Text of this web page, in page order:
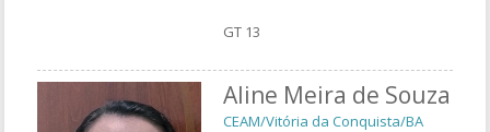
GT 13
Aline Meira de Souza
CEAM/Vitória da Conquista/BA